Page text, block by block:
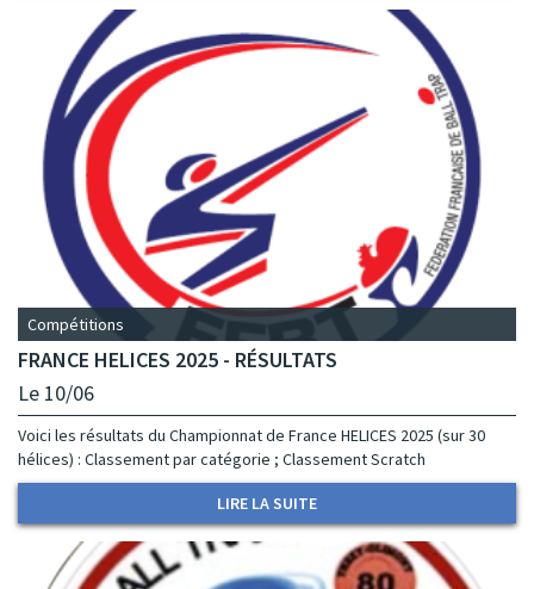
Compétitions
FRANCE HELICES 2025 - RÉSULTATS
Le 10/06
Voici les résultats du Championnat de France HELICES 2025 (sur 30
hélices) : Classement par catégorie ; Classement Scratch
LIRE LA SUITE